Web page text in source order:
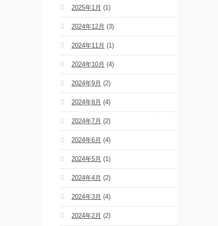
2025年1月 (1)
2024年12月 (3)
2024年11月 (1)
2024年10月 (4)
2024年9月 (2)
2024年8月 (4)
2024年7月 (2)
2024年6月 (4)
2024年5月 (1)
2024年4月 (2)
2024年3月 (4)
2024年2月 (2)